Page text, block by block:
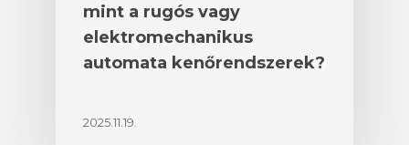
mint a rugós vagy
elektromechanikus
automata kenőrendszerek?
2025.11.19.